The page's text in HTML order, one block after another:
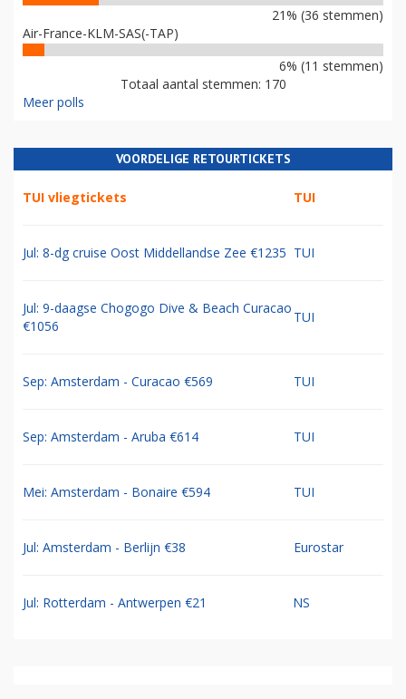
21% (36 stemmen)
Air-France-KLM-SAS(-TAP)
6% (11 stemmen)
Totaal aantal stemmen: 170
Meer polls
VOORDELIGE RETOURTICKETS
TUI vliegtickets TUI
Jul: 8-dg cruise Oost Middellandse Zee €1235 TUI
Jul: 9-daagse Chogogo Dive & Beach Curacao
€1056
TUI
Sep: Amsterdam - Curacao €569 TUI
Sep: Amsterdam - Aruba €614 TUI
Mei: Amsterdam - Bonaire €594 TUI
Jul: Amsterdam - Berlijn €38 Eurostar
Jul: Rotterdam - Antwerpen €21 NS